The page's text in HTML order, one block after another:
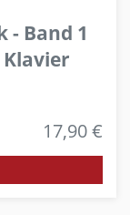
- Band 1
17,90 €